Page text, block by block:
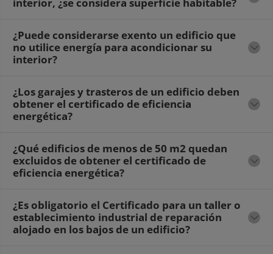
¿Puede considerarse exento un edificio que
no utilice energía para acondicionar su
interior?
¿Los garajes y trasteros de un edificio deben
obtener el certificado de eficiencia
energética?
¿Qué edificios de menos de 50 m2 quedan
excluidos de obtener el certificado de
eficiencia energética?
¿Es obligatorio el Certificado para un taller o
establecimiento industrial de reparación
alojado en los bajos de un edificio?